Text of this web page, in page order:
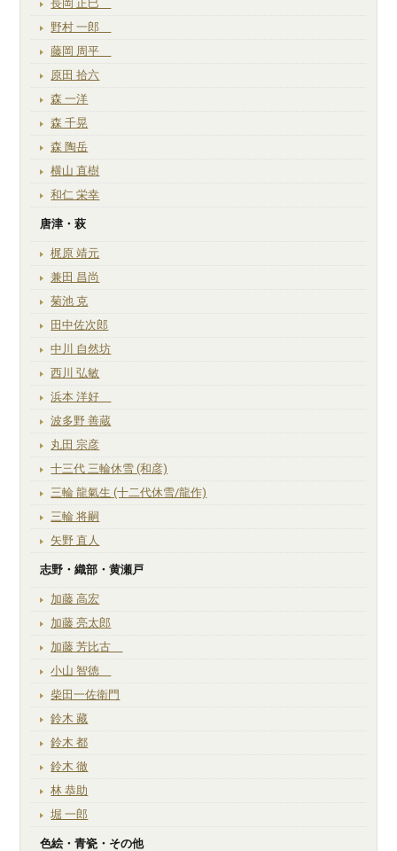
長岡 正巳
野村 一郎
藤岡 周平
原田 拾六
森 一洋
森 千晃
森 陶岳
横山 直樹
和仁 栄幸
唐津・萩
梶原 靖元
兼田 昌尚
菊池 克
田中佐次郎
中川 自然坊
西川 弘敏
浜本 洋好
波多野 善蔵
丸田 宗彦
十三代 三輪休雪 (和彦)
三輪 龍氣生 (十二代休雪/龍作)
三輪 将嗣
矢野 直人
志野・織部・黄瀬戸
加藤 高宏
加藤 亮太郎
加藤 芳比古
小山 智徳
柴田一佐衛門
鈴木 藏
鈴木 都
鈴木 徹
林 恭助
堀 一郎
色絵・青瓷・その他